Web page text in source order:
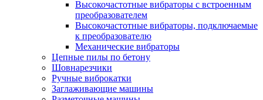
Высокочастотные вибраторы с встроенным
преобразователем
Высокочастотные вибраторы, подключаемые
к преобразователю
Механические вибраторы
Цепные пилы по бетону
Шовнарезчики
Ручные виброкатки
Заглаживающие машины